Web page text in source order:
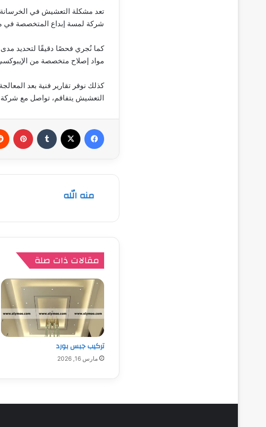
تعد مشكلة التعشيش في الخرسانة
شركة لمسة إبداع المتخصصة في
كما نُجري فحصًا دقيقًا لتحديد
مواد إصلاح متخصصة من
كذلك نوفر تقارير فنية بعد
التعشيش يتفاقم، تواصل مع شركة
فيسبوك
منه الله
مقالات ذات صلة
تركيب جبس بورد
مارس 16, 2026